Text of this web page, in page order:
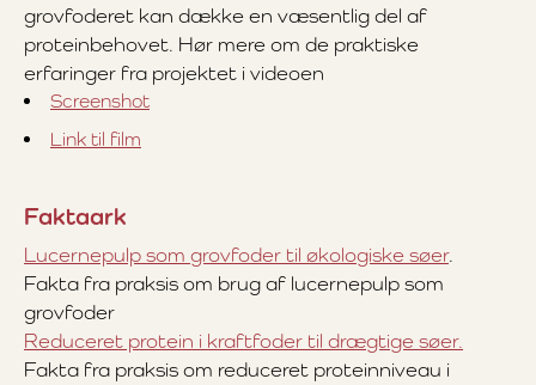
grovfoderet kan dække en væsentlig del af
proteinbehovet. Hør mere om de praktiske
erfaringer fra projektet i videoen
Screenshot
Link til film
Faktaark
Lucernepulp som grovfoder til økologiske søer.
Fakta fra praksis om brug af lucernepulp som
grovfoder
Reduceret protein i kraftfoder til drægtige søer.
Fakta fra praksis om reduceret proteinniveau i